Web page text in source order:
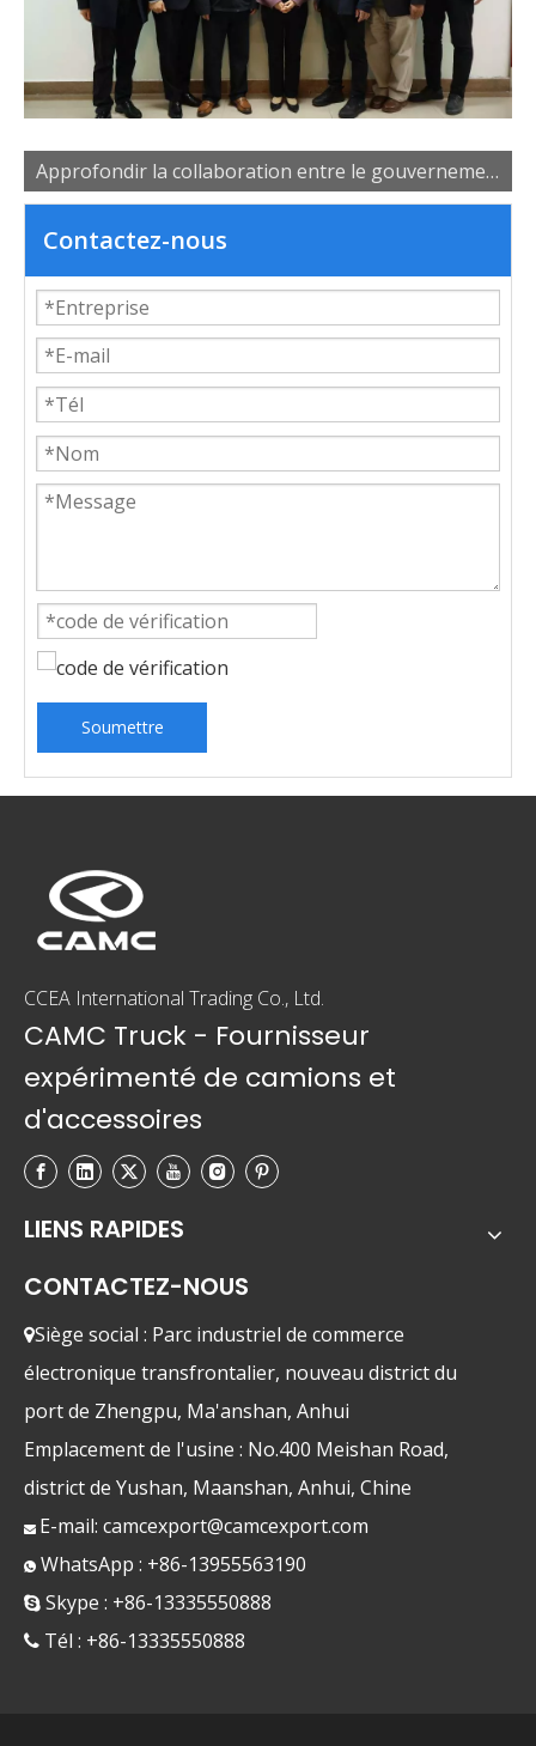
Approfondir la collaboration entre le gouvernement, les universités et les entreprises pour favoriser le développement des talents industriels
Contactez-nous
Soumettre
CCEA International Trading Co., Ltd.
CAMC Truck - Fournisseur
expérimenté de camions et
d'accessoires
LIENS RAPIDES
CONTACTEZ-NOUS
Siège social : Parc industriel de commerce
électronique transfrontalier, nouveau district du
port de Zhengpu, Ma'anshan, Anhui
Emplacement de l'usine : No.400 Meishan Road,
district de Yushan, Maanshan, Anhui, Chine
 E-mail: camcexport@camcexport.com
 WhatsApp : +86-13955563190
 Skype : +86-13335550888
 Tél : +86-13335550888